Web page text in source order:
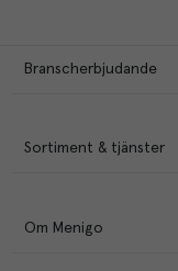
Branscherbjudande
Sortiment & tjänster
Om Menigo